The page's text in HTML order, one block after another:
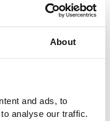
About
and ads, to
analyse our traffic.